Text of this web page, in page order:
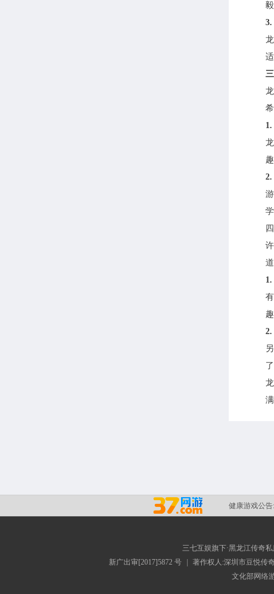
3.
2.
2.
健康游戏公告:
三七互娱旗下·黑龙江传奇
新广出审[2017]5872 号
著作权人:深圳市豆悦传
文化部网络